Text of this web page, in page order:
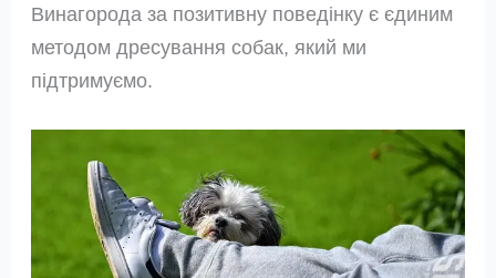
Винагорода за позитивну поведінку є єдиним
методом дресування собак, який ми
підтримуємо.